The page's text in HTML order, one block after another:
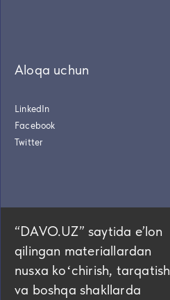
Aloqa uchun
LinkedIn
Facebook
Twitter
“DAVO.UZ” saytida eʼlon
qilingan materiallardan
nusxa koʻchirish, tarqatish
va boshqa shakllarda